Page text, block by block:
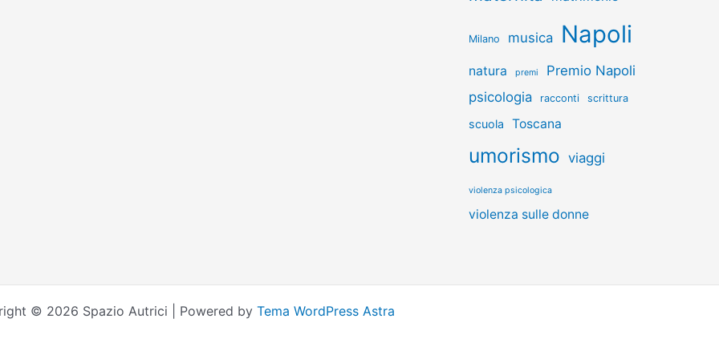
Milano musica Napoli
natura premi
Premio Napoli
psicologia
racconti scrittura
scuola Toscana
umorismo viaggi
violenza psicologica
violenza sulle donne
© 2026 Spazio Autrici | Powered by Tema WordPress Astra